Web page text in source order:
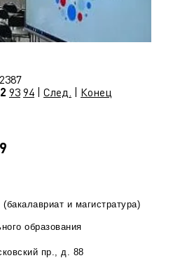
93 94 След. Конец
и магистратура)
образования
пр., д. 88